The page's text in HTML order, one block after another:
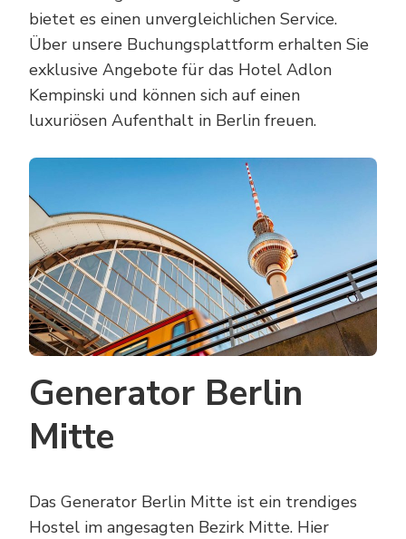
bietet es einen unvergleichlichen Service.
Über unsere Buchungsplattform erhalten Sie
exklusive Angebote für das Hotel Adlon
Kempinski und können sich auf einen
luxuriösen Aufenthalt in Berlin freuen.
Generator Berlin
Mitte
Das Generator Berlin Mitte ist ein trendiges
Hostel im angesagten Bezirk Mitte. Hier